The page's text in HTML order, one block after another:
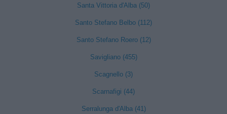
Santa Vittoria d'Alba (50)
Santo Stefano Belbo (112)
Santo Stefano Roero (12)
Savigliano (455)
Scagnello (3)
Scarnafigi (44)
Serralunga d'Alba (41)